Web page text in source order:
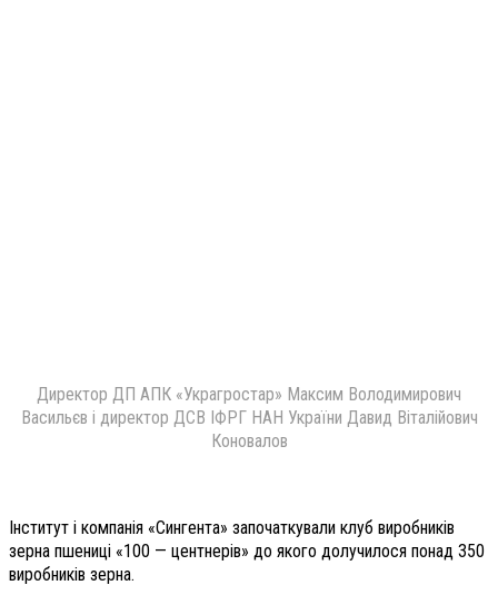
Директор ДП АПК «Украгростар» Максим Володимирович
Васильєв і директор ДСВ ІФРГ НАН України Давид Віталійович
Коновалов
Інститут і компанія «Сингента» започаткували клуб виробників
зерна пшениці «100 — центнерів» до якого долучилося понад 350
виробників зерна.